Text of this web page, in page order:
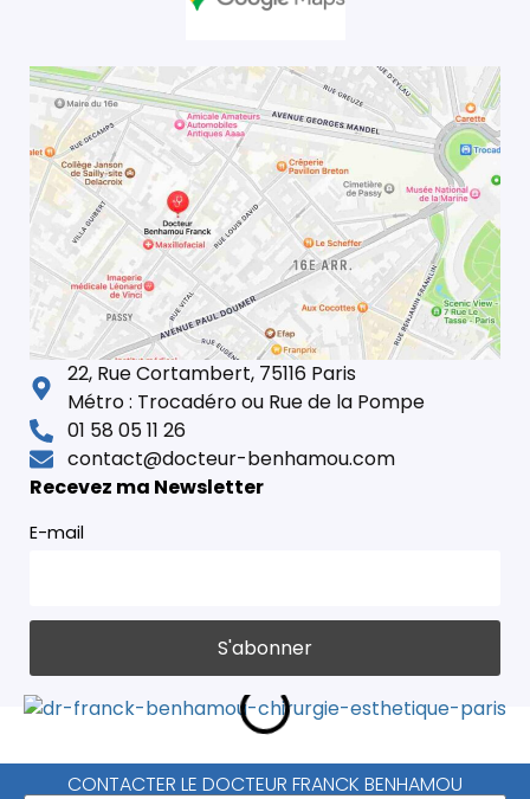
22, Rue Cortambert, 75116 Paris
Métro : Trocadéro ou Rue de la Pompe
01 58 05 11 26
contact@docteur-benhamou.com
Recevez ma Newsletter
E-mail
CONTACTER LE DOCTEUR FRANCK BENHAMOU